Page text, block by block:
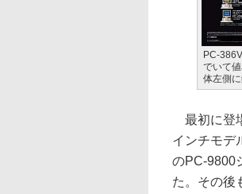
PC-
でいて
体左側
最初に登
インチモデ
のPC-9800
た。その後